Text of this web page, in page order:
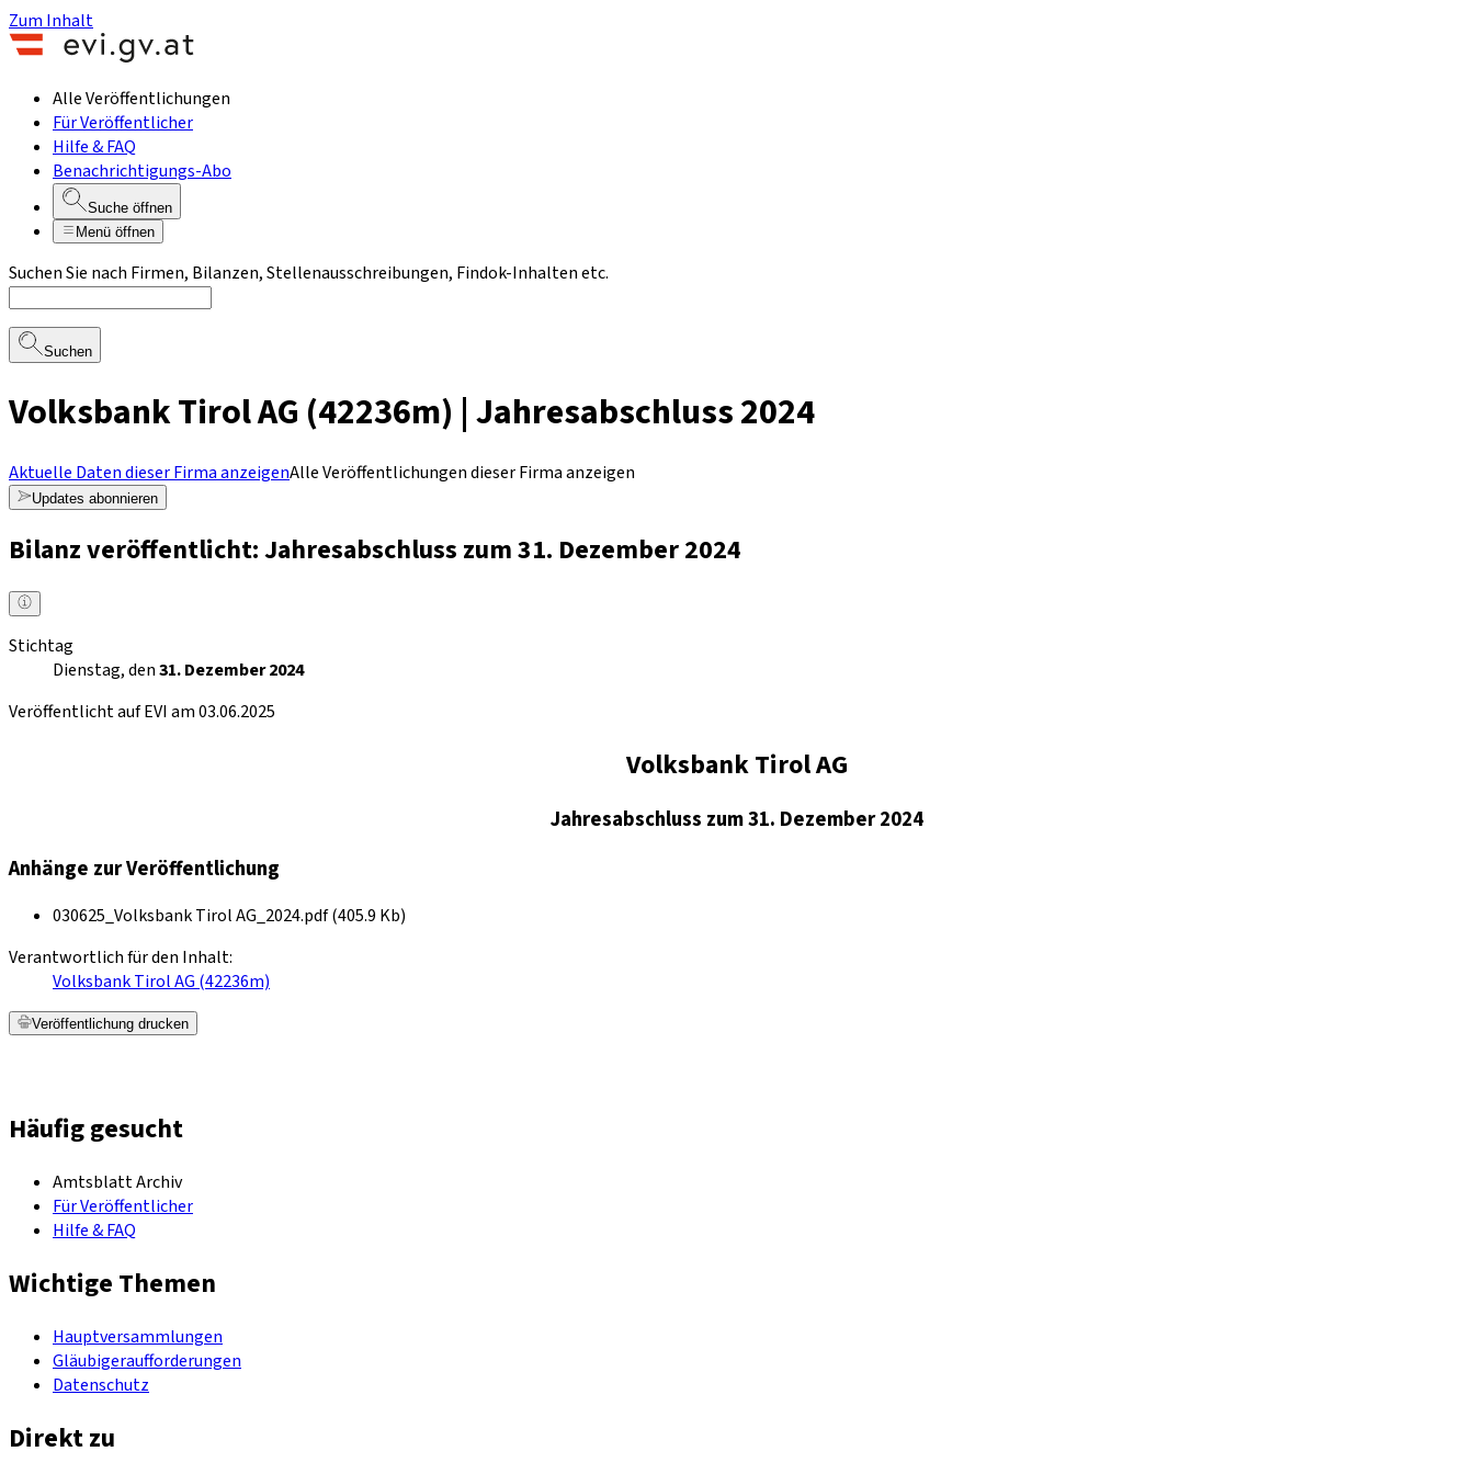
Zum Inhalt
Alle Veröffentlichungen
Für Veröffentlicher
Hilfe & FAQ
Benachrichtigungs-Abo
Suche öffnen
Menü öffnen
Suchen Sie nach Firmen, Bilanzen, Stellenausschreibungen, Findok-Inhalten etc.
Suchen
Volksbank Tirol AG (42236m) | Jahresabschluss 2024
Aktuelle Daten dieser Firma anzeigenAlle Veröffentlichungen dieser Firma anzeigen
Updates abonnieren
Bilanz veröffentlicht: Jahresabschluss zum 31. Dezember 2024
Stichtag
Dienstag, den31. Dezember 2024
Veröffentlicht auf EVI am 03.06.2025
Volksbank Tirol AG
Jahresabschluss zum 31. Dezember 2024
Anhänge zur Veröffentlichung
030625_Volksbank Tirol AG_2024.pdf (405.9 Kb)
Verantwortlich für den Inhalt:
Volksbank Tirol AG (42236m)
Veröffentlichung drucken
Häufig gesucht
Amtsblatt Archiv
Für Veröffentlicher
Hilfe & FAQ
Wichtige Themen
Hauptversammlungen
Gläubigeraufforderungen
Datenschutz
Direkt zu